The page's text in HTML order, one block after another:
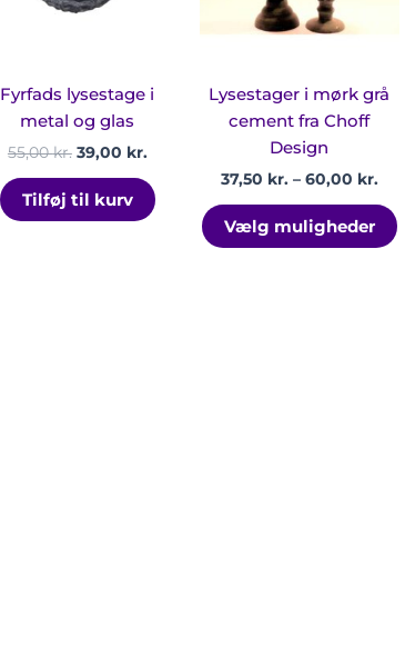
Fyrfads lysestage i
metal og glas
55,00kr. 39,00 kr.
Tilføj til kurv
Lysestager i mørk grå
cement fra Choff
Design
37,50 kr. – 60,00 kr.
Vælg muligheder